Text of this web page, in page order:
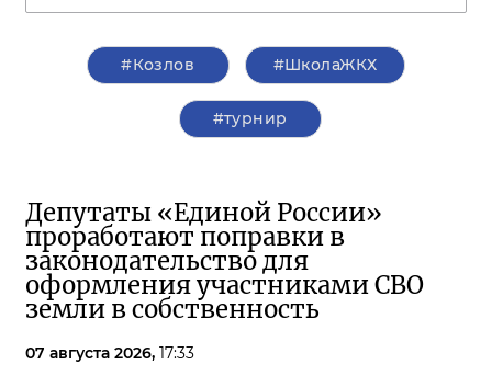
#Козлов #ШколаЖКХ
#турнир
Депутаты «Единой России»
проработают поправки в
законодательство для
оформления участниками СВО
земли в собственность
07 августа 2026, 17:33